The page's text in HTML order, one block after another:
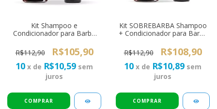
Kit Shampoo e
Condicionador para Barba
R$112,90
R$105,90
10 x de R$10,59 sem
juros
Kit SOBREBARBA Shampoo
+ Condicionador para Barba
R$112,90
R$108,90
10 x de R$10,89 sem
juros